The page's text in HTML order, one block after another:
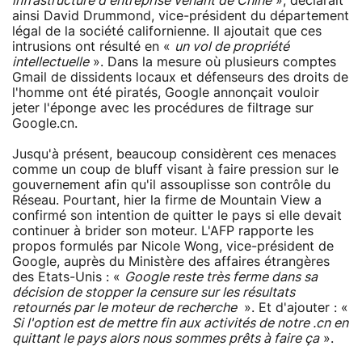
ainsi David Drummond, vice-président du département
légal de la société californienne. Il ajoutait que ces
intrusions ont résulté en « un vol de propriété
intellectuelle». Dans la mesure où plusieurs comptes
Gmail de dissidents locaux et défenseurs des droits de
l'homme ont été piratés, Google annonçait vouloir
jeter l'éponge avec les procédures de filtrage sur
Google.cn.
Jusqu'à présent, beaucoup considèrent ces menaces
comme un coup de bluff visant à faire pression sur le
gouvernement afin qu'il assouplisse son contrôle du
Réseau. Pourtant, hier la firme de Mountain View a
confirmé son intention de quitter le pays si elle devait
continuer à brider son moteur. L'AFP rapporte les
propos formulés par Nicole Wong, vice-président de
Google, auprès du Ministère des affaires étrangères
des Etats-Unis : « Google reste très ferme dans sa
décision de stopper la censure sur les résultats
retournés par le moteur de recherche ». Et d'ajouter : «
Si l'option est de mettre fin aux activités de notre .cn en
quittant le pays alors nous sommes prêts à faire ça».